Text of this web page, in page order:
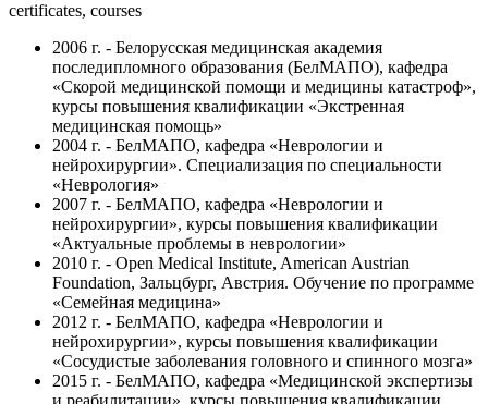
certificates, courses
2006 г. - Белорусская медицинская академия
последипломного образования (БелМАПО), кафедра
«Скорой медицинской помощи и медицины катастроф»,
курсы повышения квалификации «Экстренная
медицинская помощь»
2004 г. - БелМАПО, кафедра «Неврологии и
нейрохирургии». Специализация по специальности
«Неврология»
2007 г. - БелМАПО, кафедра «Неврологии и
нейрохирургии», курсы повышения квалификации
«Актуальные проблемы в неврологии»
2010 г. - Open Medical Institute, American Austrian
Foundation, Зальцбург, Австрия. Обучение по программе
«Семейная медицина»
2012 г. - БелМАПО, кафедра «Неврологии и
нейрохирургии», курсы повышения квалификации
«Сосудистые заболевания головного и спинного мозга»
2015 г. - БелМАПО, кафедра «Медицинской экспертизы
и реабилитации», курсы повышения квалификации